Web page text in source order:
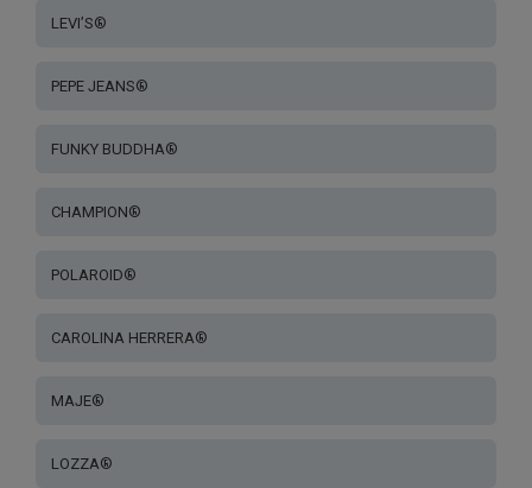
LEVI’S®
PEPE JEANS®
FUNKY BUDDHA®
CHAMPION®
POLAROID®
CAROLINA HERRERA®
MAJE®
LOZZA®